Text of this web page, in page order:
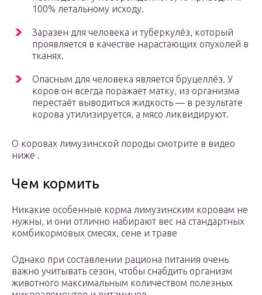
100% летальному исходу.
Заразен для человека и туберкулёз, который
проявляется в качестве нарастающих опухолей в
тканях.
Опасным для человека является бруцеллёз. У
коров он всегда поражает матку, из организма
перестаёт выводиться жидкость — в результате
корова утилизируется, а мясо ликвидируют.
О коровах лимузинской породы смотрите в видео
ниже .
Чем кормить
Никакие особенные корма лимузинским коровам не
нужны, и они отлично набирают вес на стандартных
комбикормовых смесях, сене и траве
Однако при составлении рациона питания очень
важно учитывать сезон, чтобы снабдить организм
животного максимальным количеством полезных